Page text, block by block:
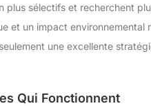
sélectifs et recherchent
et un impact environnemental
une excellente
Qui Fonctionnent